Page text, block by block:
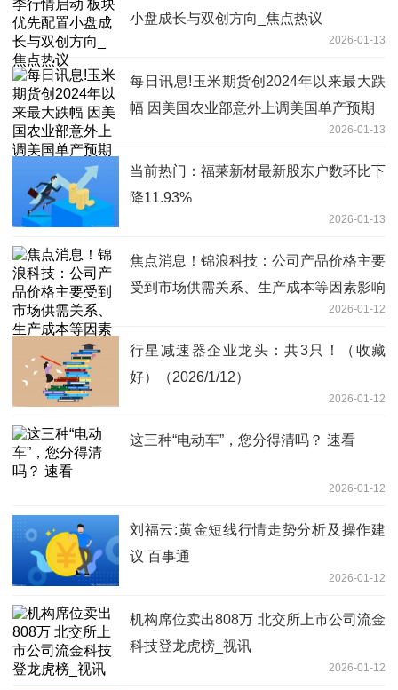
小盘成长与双创方向_焦点热议
2026-01-13
每日讯息!玉米期货创2024年以来最大跌
幅 因美国农业部意外上调美国单产预期
2026-01-13
当前热门：福莱新材最新股东户数环比下
降11.93%
2026-01-13
焦点消息！锦浪科技：公司产品价格主要
受到市场供需关系、生产成本等因素影响
2026-01-12
行星减速器企业龙头：共3只！（收藏
好）（2026/1/12）
2026-01-12
这三种“电动车”，您分得清吗？ 速看
2026-01-12
刘福云:黄金短线行情走势分析及操作建
议 百事通
2026-01-12
机构席位卖出808万 北交所上市公司流金
科技登龙虎榜_视讯
2026-01-12